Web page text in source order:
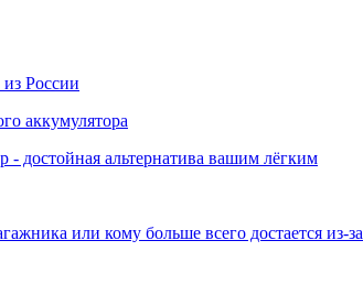
России
аккумулятора
достойная альтернатива вашим лёгким
или кому больше всего достается из-